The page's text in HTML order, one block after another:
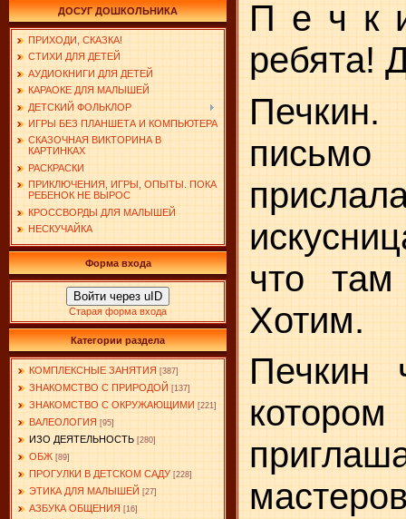
ДОСУГ ДОШКОЛЬНИКА
ПРИХОДИ, СКАЗКА!
СТИХИ ДЛЯ ДЕТЕЙ
АУДИОКНИГИ ДЛЯ ДЕТЕЙ
КАРАОКЕ ДЛЯ МАЛЫШЕЙ
ДЕТСКИЙ ФОЛЬКЛОР
ИГРЫ БЕЗ ПЛАНШЕТА И КОМПЬЮТЕРА
СКАЗОЧНАЯ ВИКТОРИНА В
КАРТИНКАХ
РАСКРАСКИ
ПРИКЛЮЧЕНИЯ, ИГРЫ, ОПЫТЫ. ПОКА
РЕБЕНОК НЕ ВЫРОС
КРОССВОРДЫ ДЛЯ МАЛЫШЕЙ
НЕСКУЧАЙКА
Форма входа
Войти через uID
Старая форма входа
Категории раздела
КОМПЛЕКСНЫЕ ЗАНЯТИЯ [387]
ЗНАКОМСТВО С ПРИРОДОЙ [137]
ЗНАКОМСТВО С ОКРУЖАЮЩИМИ [221]
ВАЛЕОЛОГИЯ [95]
ИЗО ДЕЯТЕЛЬНОСТЬ [280]
ОБЖ [89]
ПРОГУЛКИ В ДЕТСКОМ САДУ [228]
ЭТИКА ДЛЯ МАЛЫШЕЙ [27]
АЗБУКА ОБЩЕНИЯ [16]
П е ч к
ребята!
что там
Хотим.
Печкин